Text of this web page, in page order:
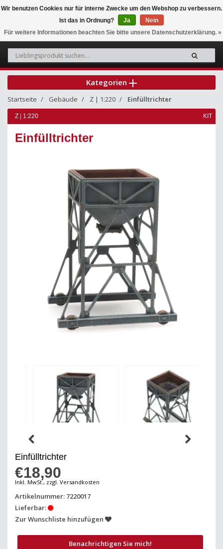
0
Kategorien
Startseite Gebäude Z | 1:220 Einfülltrichter
Z | 1:220 KIT
Einfülltrichter
Einfülltrichter
€18,90
Inkl. MwSt., zzgl. Versandkosten
Artikelnummer: 7220017
Lieferbar:
Zur Wunschliste hinzufügen
Benachrichtigen Sie mich!
Wir benutzen Cookies nur für interne Zwecke um den Webshop zu verbessern.
Ist das in Ordnung?
Ja
Nein
Für weitere Informationen beachten Sie bitte unsere Datenschutzerklärung. »